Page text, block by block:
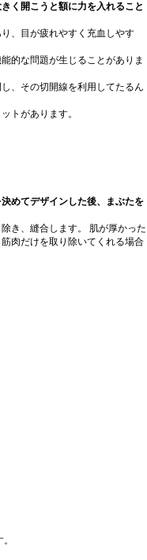
く開こうと額に力を入れること
、目が疲れやすく充血しやす
的な問題が生じることがありま
、その切開線を利用してたるん
トがあります。
めてデザインした後、まぶたを
き、縫合します。 肌が厚かった
肉だけを取り除いてくれる場合